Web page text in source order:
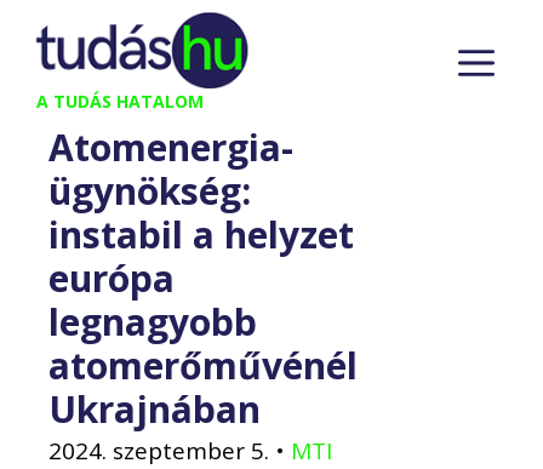
Kilépés
tartalomba
A TUDÁS HATALOM
Atomenergia-
ügynökség:
instabil a helyzet
európa
legnagyobb
atomerőművénél
Ukrajnában
2024. szeptember 5. • MTI